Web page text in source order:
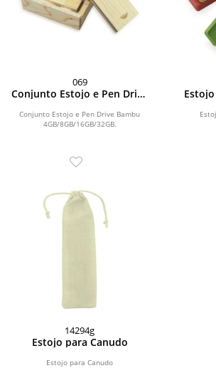
069
Conjunto Estojo e Pen Drive
Conjunto Estojo e Pen Drive Bambu
4GB/8GB/16GB/32GB.
14294g
Estojo para Canudo
Estojo para Canudo